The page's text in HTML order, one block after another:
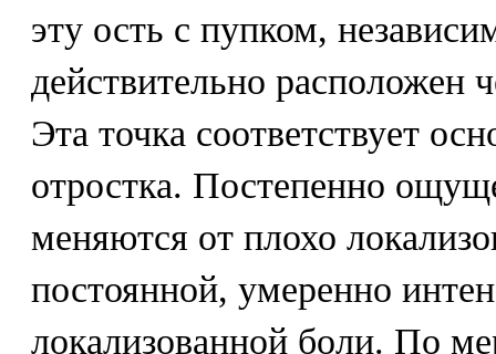
эту ость с пупком,
действительно расположен
Эта точка соответствует
отростка. Постепенно
меняются от плохо
постоянной, умеренно
локализованной боли. По